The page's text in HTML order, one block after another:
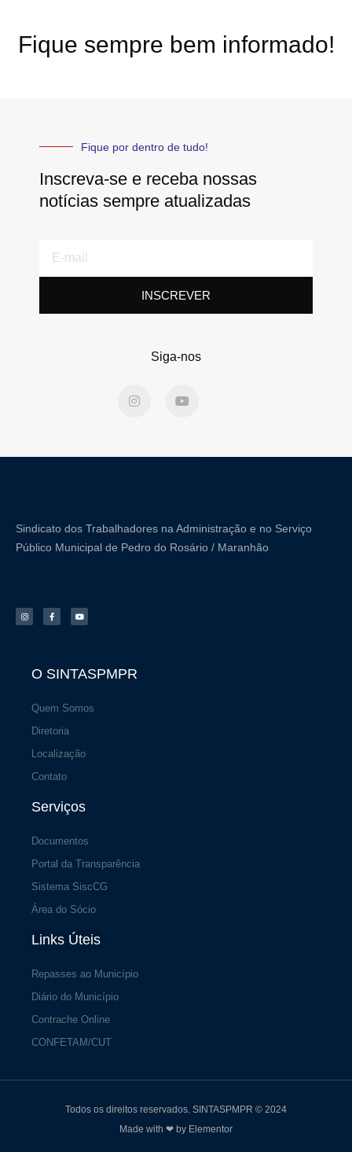
Fique sempre bem informado!
Fique por dentro de tudo!
Inscreva-se e receba nossas
notícias sempre atualizadas
INSCREVER
Siga-nos
n
o
Sindicato dos Trabalhadores na Administração e no Serviço
Público Municipal de Pedro do Rosário / Maranhão
s
t
a
c
e
b
u
t
u
O SINTASPMPR
Quem Somos
Diretoria
Localização
Contato
Serviços
Documentos
Portal da Transparência
Sistema SiscCG
Área do Sócio
Links Úteis
Repasses ao Município
Diário do Município
Contrache Online
CONFETAM/CUT
Todos os direitos reservados. SINTASPMPR © 2024
Made with ❤ by Elementor